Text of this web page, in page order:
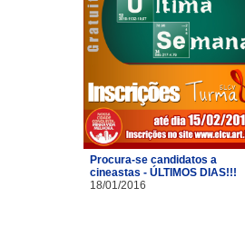
Procura-se candidatos a
cineastas - ÚLTIMOS DIAS!!!
18/01/2016